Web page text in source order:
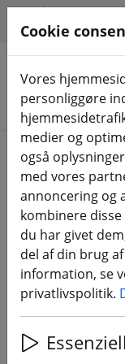
Søg efter
Home DJI-butik
DJI
114 Products
Cookie
Vores
personliggøre
medier og
også
med vores
annoncering og
kombinere
du har givet
del af din brug
information, se
privatlivspolitik.
Essenziell